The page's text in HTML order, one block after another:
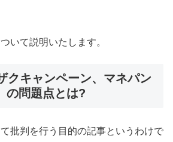
いて説明いたします。
クキャンペーン、マネパン
の問題点とは?
批判を行う目的の記事というわけで